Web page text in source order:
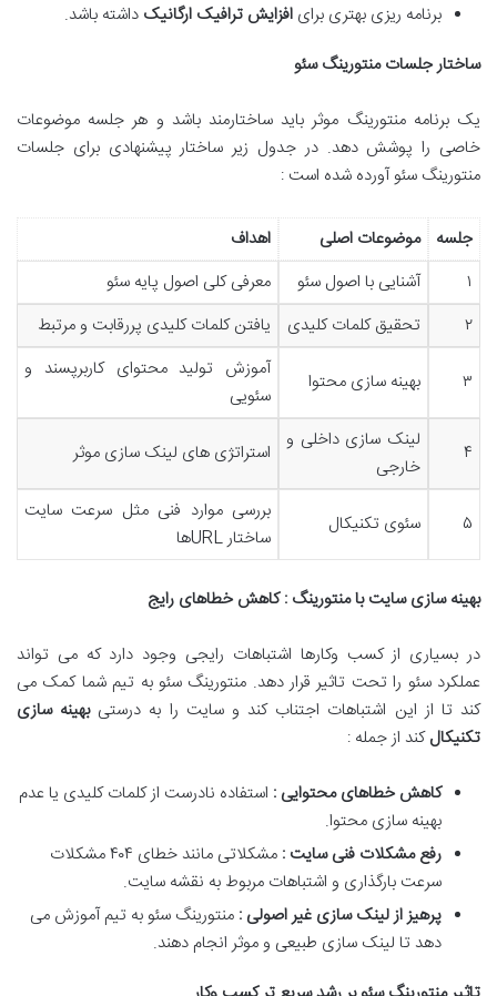
برنامه ریزی بهتری برای افزایش ترافیک ارگانیک داشته باشد.
ساختار جلسات منتورینگ سئو
یک برنامه منتورینگ موثر باید ساختارمند باشد و هر جلسه موضوعات
خاصی را پوشش دهد. در جدول زیر ساختار پیشنهادی برای جلسات
منتورینگ سئو آورده شده است :
جلسه موضوعات اصلی
اهداف
۱
آشنایی با اصول سئو
معرفی کلی اصول پایه سئو
۲
تحقیق کلمات کلیدی یافتن کلمات کلیدی پررقابت و مرتبط
۳ بهینه سازی محتوا
آموزش تولید محتوای کاربرپسند و
سئویی
۴
لینک سازی داخلی و
خارجی
استراتژی های لینک سازی موثر
۵ سئوی تکنیکال
بررسی موارد فنی مثل سرعت سایت
ساختار URLها
بهینه سازی سایت با منتورینگ : کاهش خطاهای رایج
در بسیاری از کسب وکارها اشتباهات رایجی وجود دارد که می تواند
عملکرد سئو را تحت تاثیر قرار دهد. منتورینگ سئو به تیم شما کمک می
کند تا از این اشتباهات اجتناب کند و سایت را به درستیبهینه سازی
تکنیکالکند از جمله :
کاهش خطاهای محتوایی : استفاده نادرست از کلمات کلیدی یا عدم
بهینه سازی محتوا.
رفع مشکلات فنی سایت :
مشکلاتی مانند خطای ۴۰۴ مشکلات
سرعت بارگذاری و اشتباهات مربوط به نقشه سایت.
پرهیز از لینک سازی غیر اصولی : منتورینگ سئو به تیم آموزش می
دهد تا لینک سازی طبیعی و موثر انجام دهند.